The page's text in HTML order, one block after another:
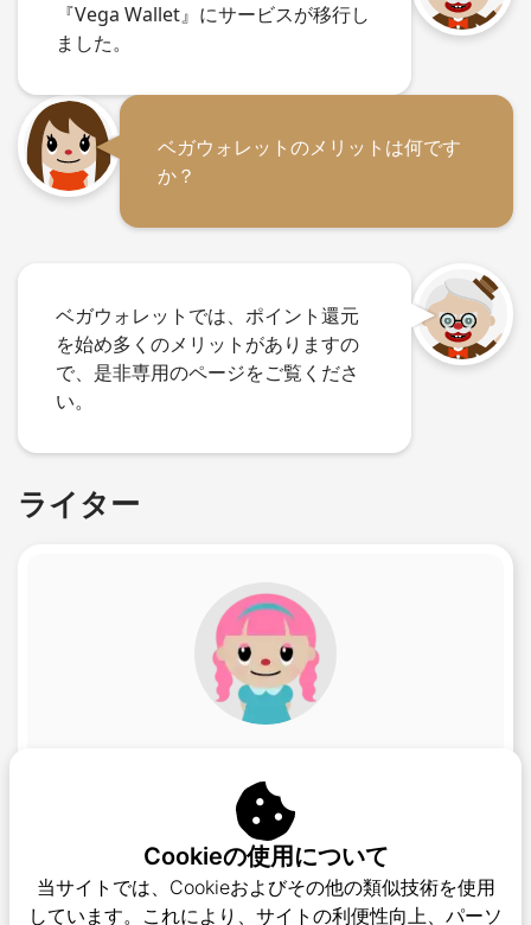
『Vega Wallet』にサービスが移行し
ました。
ベガウォレットのメリットは何です
か？
ベガウォレットでは、ポイント還元
を始め多くのメリットがありますの
で、是非専用のページをご覧くださ
い。
ライター
桃
マーケティング担当
オンラインカジノオペレーターでのマーケティン
グ経験を経て、ジャパカジでは数年間コンテンツ
Cookieの使用について
当サイトでは、Cookieおよびその他の類似技術を使用
しています。これにより、サイトの利便性向上、パーソ